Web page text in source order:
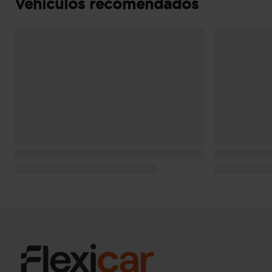
Puerta conductor, trasera (lado conductor),
Vehículos recomendados